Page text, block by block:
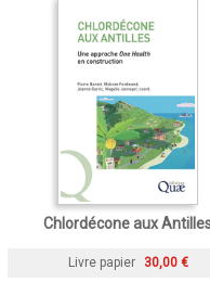
Chlordécone aux
Livre papier 30,00 €